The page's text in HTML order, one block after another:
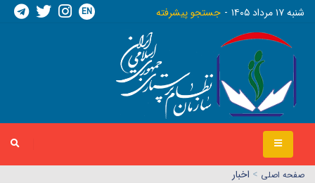
شنبه ١٧ مرداد ١٤٠٥ جستجو پیشرفته EN
صفحه اصلي > اخبار